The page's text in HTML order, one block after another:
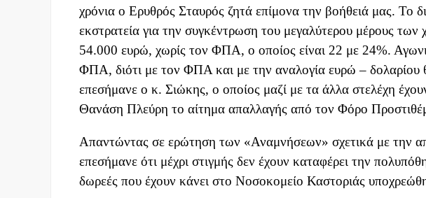
χρόνια ο Ερυθρός Σταυρός ζητά επίμονα την βοήθειά μας. Το
εκστρατεία για την συγκέντρωση του μεγαλύτερου μέρους
54.000 ευρώ, χωρίς τον ΦΠΑ, ο οποίος είναι 22 με 24%.
ΦΠΑ, διότι με τον ΦΠΑ και με την αναλογία ευρώ –
επεσήμανε ο κ. Σιώκης, ο οποίος μαζί με τα άλλα στελέχη
Θανάση Πλεύρη το αίτημα απαλλαγής από τον Φόρο
Απαντώντας σε ερώτηση των «Αναμνήσεων» σχετικά με την
επεσήμανε ότι μέχρι στιγμής δεν έχουν καταφέρει την
δωρεές που έχουν κάνει στο Νοσοκομείο Καστοριάς